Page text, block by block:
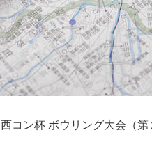
西コン杯 ボウリング大会（第